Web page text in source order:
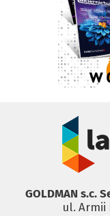
GOLDMAN s.c.
ul. Armii